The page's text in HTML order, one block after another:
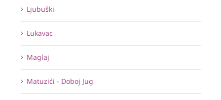
Ljubuški
Lukavac
Maglaj
Matuzići - Doboj Jug